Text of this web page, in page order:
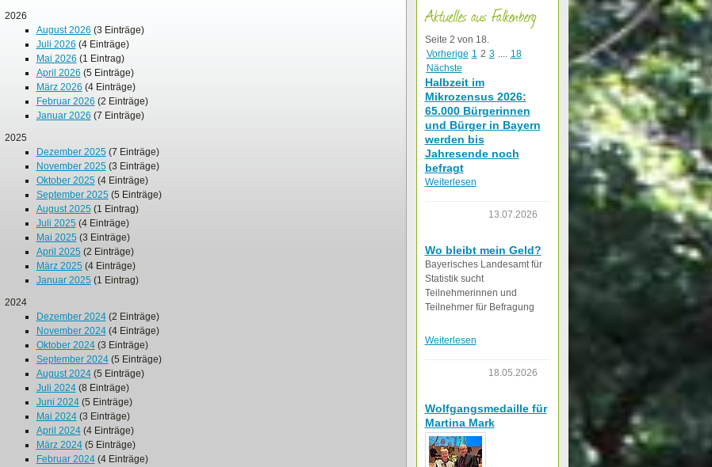
2026
August 2026 (3 Einträge)
Juli 2026 (4 Einträge)
Mai 2026 (1 Eintrag)
April 2026 (5 Einträge)
März 2026 (4 Einträge)
Februar 2026 (2 Einträge)
Januar 2026 (7 Einträge)
2025
Dezember 2025(7 Einträge)
November 2025(3 Einträge)
Oktober 2025(4 Einträge)
September 2025(5 Einträge)
August 2025(1 Eintrag)
Juli 2025 (4 Einträge)
Mai 2025 (3 Einträge)
April 2025 (2 Einträge)
März 2025 (4 Einträge)
Januar 2025 (1 Eintrag)
2024
Dezember 2024(2 Einträge)
November 2024(4 Einträge)
Oktober 2024(3 Einträge)
September 2024(5 Einträge)
August 2024(5 Einträge)
Juli 2024(8 Einträge)
Juni 2024(5 Einträge)
Mai 2024(3 Einträge)
April 2024(4 Einträge)
März 2024(5 Einträge)
Februar 2024(4 Einträge)
Aktuelles aus Falkenberg
Seite 2 von 18.
Vorherige 1 2 3 .... 18
Nächste
Halbzeit im
Mikrozensus 2026:
65.000 Bürgerinnen
und Bürger in Bayern
werden bis
Jahresende noch
befragt
Weiterlesen
13.07.2026
Wo bleibt mein Geld?
Bayerisches Landesamt für
Statistik sucht
Teilnehmerinnen und
Teilnehmer für Befragung
Weiterlesen
18.05.2026
Wolfgangsmedaille für
Martina Mark